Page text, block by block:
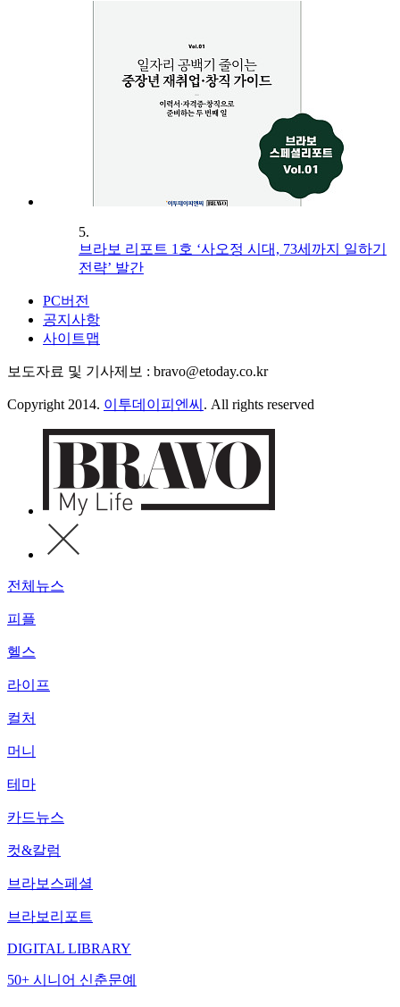
5.
브라보 리포트 1호 ‘사오정 시대, 73세까지 일하기
전략’ 발간
PC버전
공지사항
사이트맵
보도자료 및 기사제보 : bravo@etoday.co.kr
Copyright 2014. 이투데이피엔씨 . All rights reserved
전체뉴스
피플
헬스
라이프
컬처
머니
테마
카드뉴스
컷&칼럼
브라보스페셜
브라보리포트
DIGITAL LIBRARY
50+ 시니어 신춘문예